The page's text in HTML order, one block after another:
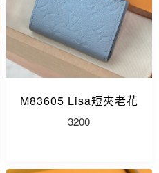
M83605 Lisa短夾老花
3200